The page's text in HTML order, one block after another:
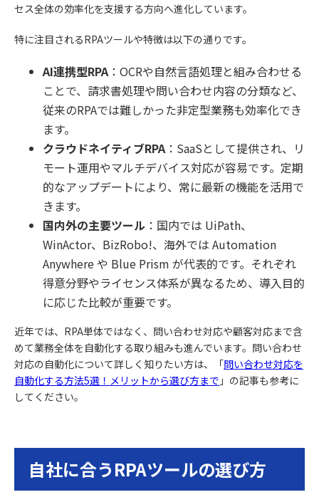
セス全体の効率化を支援する方向へ進化しています。
特に注目されるRPAツールや特徴は以下の通りです。
AI連携型RPA：OCRや自然言語処理と組み合わせる
ことで、請求書処理や問い合わせ内容の分類など、
従来のRPAでは難しかった非定型業務も効率化でき
ます。
クラウドネイティブRPA：SaaSとして提供され、リ
モート運用やマルチデバイス対応が容易です。定期
的なアップデートにより、常に最新の機能を活用で
きます。
国内外の主要ツール ：国内では UiPath、
WinActor、BizRobo!、海外では Automation
Anywhere や Blue Prism が代表的です。それぞれ
得意分野やライセンス体系が異なるため、導入目的
に応じた比較が重要です。
近年では、RPA単体ではなく、問い合わせ対応や顧客対応まで含
めて業務全体を自動化する取り組みも進んでいます。問い合わせ
対応の自動化について詳しく知りたい方は、「問い合わせ対応を
自動化する方法5選！メリットから選び方まで 」の記事も参考に
してください。
自社に合うRPAツールの選び方